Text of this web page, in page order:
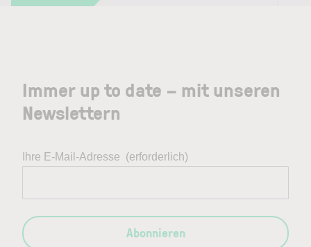
Immer up to date – mit unseren
Newslettern
Ihre E-Mail-Adresse (erforderlich)
Abonnieren